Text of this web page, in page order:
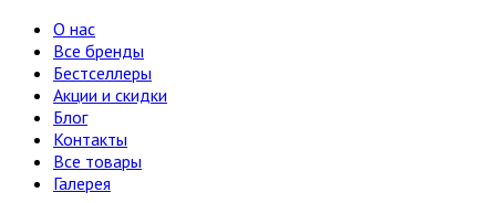
О нас
Все бренды
Бестселлеры
Акции и скидки
Блог
Контакты
Все товары
Галерея